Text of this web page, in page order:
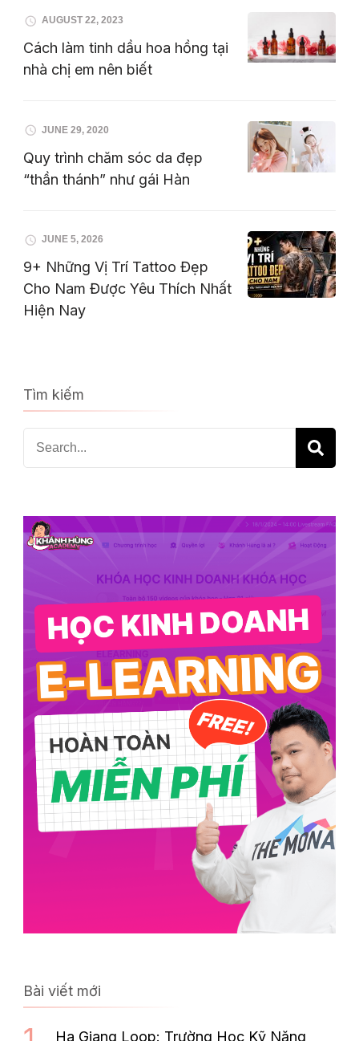
AUGUST 22, 2023
Cách làm tinh dầu hoa hồng tại
nhà chị em nên biết
JUNE 29, 2020
Quy trình chăm sóc da đẹp
“thần thánh” như gái Hàn
JUNE 5, 2026
9+ Những Vị Trí Tattoo Đẹp
Cho Nam Được Yêu Thích Nhất
Hiện Nay
Tìm kiếm
Search
for:
Bài viết mới
Ha Giang Loop: Trường Học Kỹ Năng